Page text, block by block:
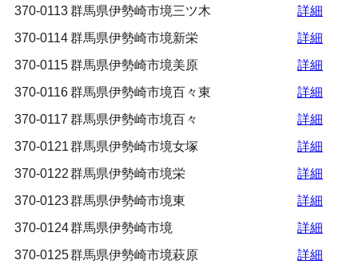
370-0113群馬県伊勢崎市境三ツ木
詳細
370-0114群馬県伊勢崎市境新栄
詳細
370-0115群馬県伊勢崎市境美原
詳細
370-0116群馬県伊勢崎市境百々東
詳細
370-0117 群馬県伊勢崎市境百々
詳細
370-0121群馬県伊勢崎市境女塚
詳細
370-0122群馬県伊勢崎市境栄
詳細
370-0123群馬県伊勢崎市境東
詳細
370-0124群馬県伊勢崎市境
詳細
370-0125群馬県伊勢崎市境萩原
詳細